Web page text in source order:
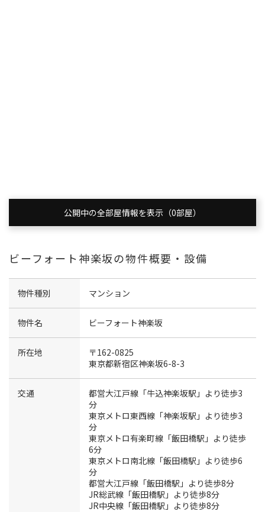
公開中の全部屋情報を表示（0部屋）
ビーフォート神楽坂の物件概要・設備
物件種別 マンション
物件名 ビーフォート神楽坂
所在地
〒162-0825
東京都新宿区神楽坂6-8-3
交通
都営大江戸線「牛込神楽坂駅」より徒歩3
分
東京メトロ東西線「神楽坂駅」より徒歩3
分
東京メトロ有楽町線「飯田橋駅」より徒歩
6分
東京メトロ南北線「飯田橋駅」より徒歩6
分
都営大江戸線「飯田橋駅」より徒歩8分
JR総武線「飯田橋駅」より徒歩8分
JR中央線「飯田橋駅」より徒歩8分